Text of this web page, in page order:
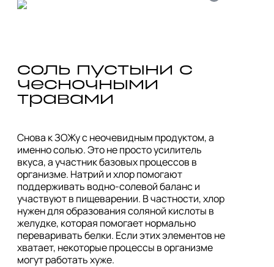
соль пустыни с
чесночными
Снова к ЗОЖу с неочевидным продуктом, а
именно солью. Это не просто усилитель
вкуса, а участник базовых процессов в
организме. Натрий и хлор помогают
поддерживать водно-солевой баланс и
участвуют в пищеварении. В частности, хлор
нужен для образования соляной кислоты в
желудке, которая помогает нормально
переваривать белки. Если этих элементов не
хватает, некоторые процессы в организме
могут работать хуже.